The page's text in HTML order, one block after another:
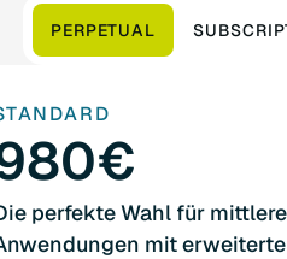
PERPETUAL
perfekte Wahl für mittlere
mit